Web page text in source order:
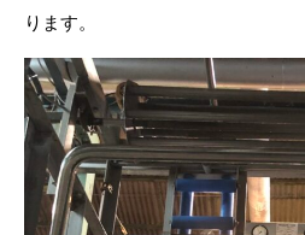
ります。